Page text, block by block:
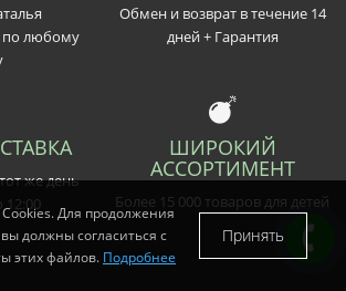
по любому
Обмен и возврат в течение 14
дней + Гарантия
же день
12:00
ШИРОКИЙ
АССОРТИМЕНТ
Более 15 000 товаров для детей
Для продолжения
должны согласиться с
этих файлов. Подробнее
Принять